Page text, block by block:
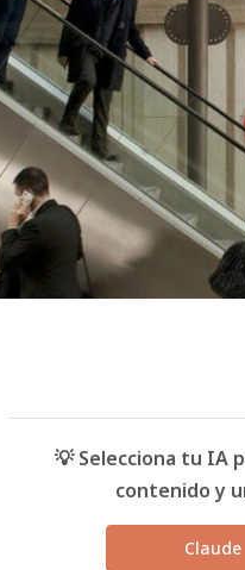
💡 Selecciona tu IA
contenido y
Claude